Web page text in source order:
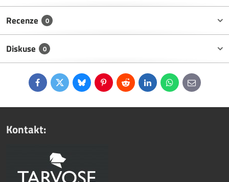
Recenze 0
Diskuse 0
FacebookTwitterBlueskyPinterestReddit LinkedInWhatsApp
E-
mail
Kontakt: